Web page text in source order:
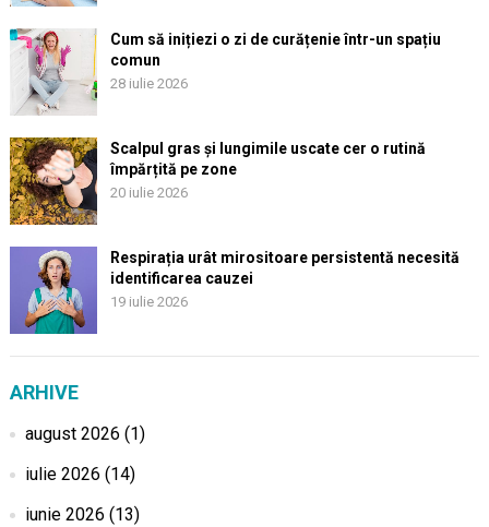
Cum să inițiezi o zi de curățenie într-un spațiu
comun
28 iulie 2026
Scalpul gras și lungimile uscate cer o rutină
împărțită pe zone
20 iulie 2026
Respirația urât mirositoare persistentă necesită
identificarea cauzei
19 iulie 2026
ARHIVE
august 2026 (1)
iulie 2026 (14)
iunie 2026 (13)